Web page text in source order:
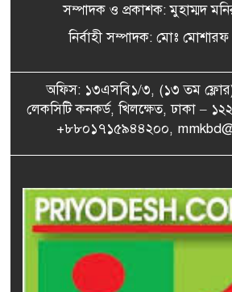
জাবিতে
টিম
মন্ত্রী
তালিকা
মাদক
৮
১০ আগস্ট
ফল প্রকাশ,
অফিস
চিকিৎসক,
সম্পাদক ও প্রকাশক: মুহাম্মদ
নির্বাহী সম্পাদক: মোঃ
অফিস: ১৩এসবি১/৩, (১৩ তম ফ্লোর)
লেকসিটি কনকর্ড, খিলক্ষেত, ঢাকা –
+৮৮০১৭১৫৯৪৪২০০,